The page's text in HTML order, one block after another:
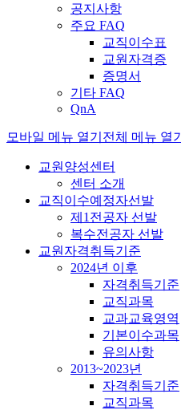
공지사항
주요 FAQ
교직이수표
교원자격증
증명서
기타 FAQ
QnA
모바일 메뉴 열기 전체 메뉴 열기
교원양성센터
센터 소개
교직이수예정자선발
제1전공자 선발
복수전공자 선발
교원자격취득기준
2024년 이후
자격취득기준
교직과목
교과교육영역
기본이수과목
유의사항
2013~2023년
자격취득기준
교직과목